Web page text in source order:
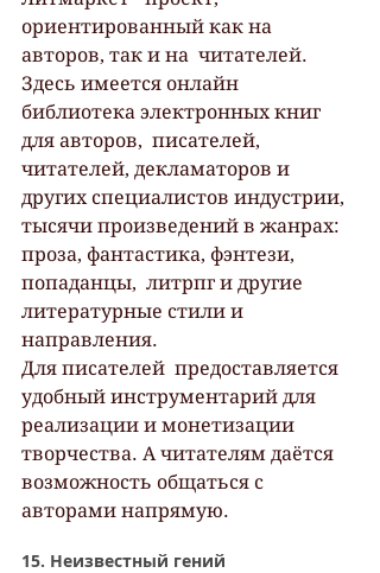
ориентированный как на
авторов, так и на  читателей.
Здесь имеется онлайн
библиотека электронных книг
для авторов,  писателей,
читателей, декламаторов и
других специалистов индустрии,
тысячи произведений в жанрах:
проза, фантастика, фэнтези,
попаданцы,  литрпг и другие
литературные стили и
направления.
Для писателей  предоставляется
удобный инструментарий для
реализации и монетизации
творчества. А читателям даётся
возможность общаться с
авторами напрямую.
15. Неизвестный гений